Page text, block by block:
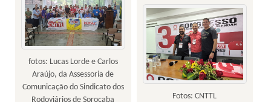
fotos: Lucas Lorde e Carlos
Araújo, da Assessoria de
Comunicação do Sindicato dos
Rodoviários de Sorocaba
Fotos: CNTTL